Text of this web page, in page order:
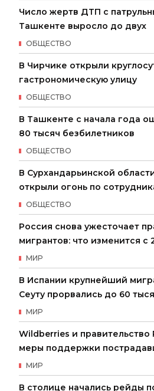
Число жертв ДТП с
Ташкенте выросло до двух
ОБЩЕСТВО
В Чирчике открыли
гастрономическую улицу
ОБЩЕСТВО
В Ташкенте с начала года
80 тысяч безбилетников
ОБЩЕСТВО
В Сурхандарьинской
открыли огонь по
ОБЩЕСТВО
Россия снова ужесточает
мигрантов: что изменится с
МИР
В Испании крупнейший
Сеуту прорвались до 60
МИР
Wildberries и правительство
меры поддержки
МИР
В столице начались рейды